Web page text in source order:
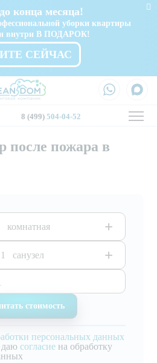
конца месяца!
уборки квартиры
внутри В ПОДАРОК!
СЕЙЧАС
8 (499) 504-04-52
после пожара в
комнатная
+
санузел +
персональных данных
даю согласие на обработку